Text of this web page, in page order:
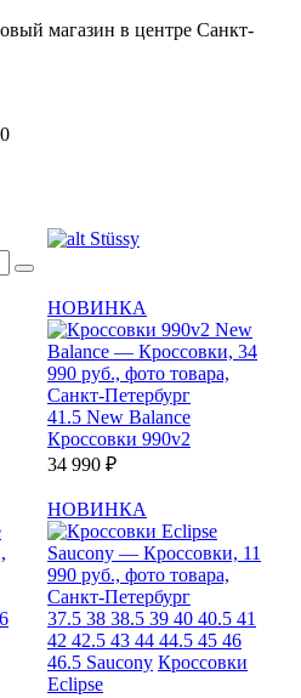
магазин в центре Санкт-
Stüssy
НОВИНКА
41.5 New Balance
Кроссовки 990v2
34 990 ₽
НОВИНКА
37.5 38 38.5 39 40 40.5 41
42 42.5 43 44 44.5 45 46
46.5 Saucony Кроссовки
Eclipse